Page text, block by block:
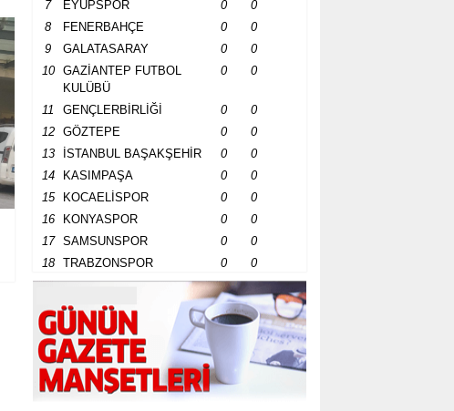
7
EYÜPSPOR 0
0
8
FENERBAHÇE 0
0
9
GALATASARAY 0
0
10
GAZİANTEP FUTBOL
KULÜBÜ
0 0
11 GENÇLERBİRLİĞİ 0
0
12
GÖZTEPE 0
0
13
İSTANBUL BAŞAKŞEHİR 0
0
14
KASIMPAŞA 0
0
15
KOCAELİSPOR 0
0
16
KONYASPOR 0
0
17
SAMSUNSPOR 0
0
18
TRABZONSPOR 0 0